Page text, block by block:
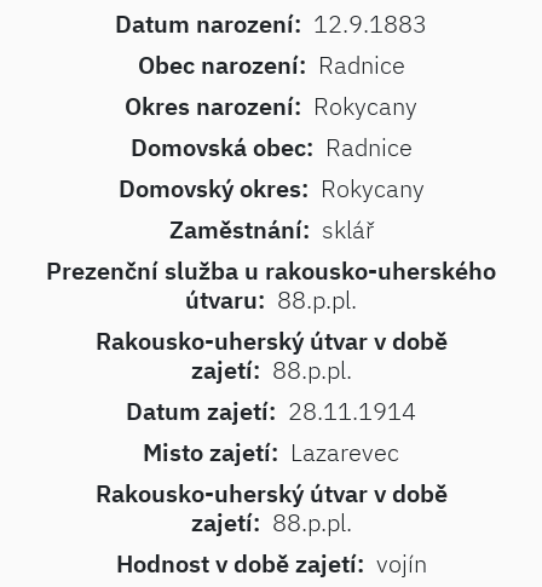
Datum narození: 12.9.1883
Obec narození: Radnice
Okres narození: Rokycany
Domovská obec: Radnice
Domovský okres: Rokycany
Zaměstnání: sklář
Prezenční služba u rakousko-uherského
útvaru: 88.p.pl.
Rakousko-uherský útvar v době
zajetí: 88.p.pl.
Datum zajetí: 28.11.1914
Misto zajetí: Lazarevec
Rakousko-uherský útvar v době
zajetí: 88.p.pl.
Hodnost v době zajetí: vojín